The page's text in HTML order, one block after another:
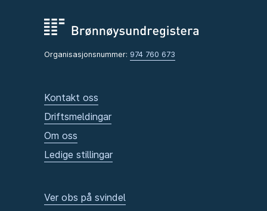
Organisasjonsnummer: 974 760 673
Kontakt oss
Driftsmeldingar
Om oss
Ledige stillingar
Ver obs på svindel